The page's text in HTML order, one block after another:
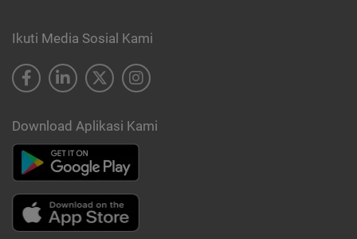
Ikuti Media Sosial Kami
Download Aplikasi Kami